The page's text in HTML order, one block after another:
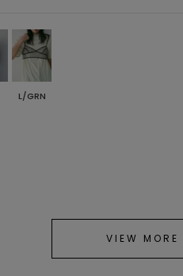
L/GRN
VIEW MORE